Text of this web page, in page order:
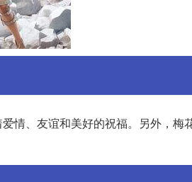
情、友谊和美好的祝福。另外，梅